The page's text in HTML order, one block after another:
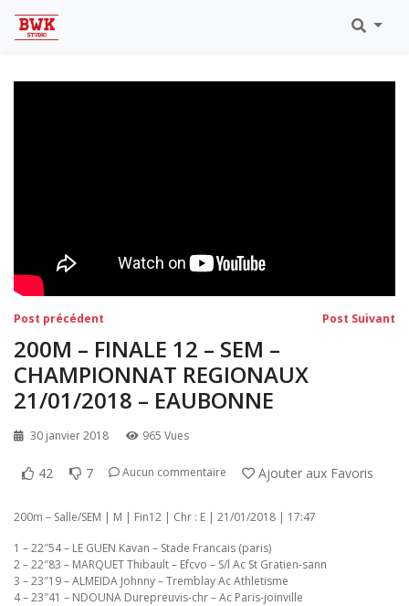
Eaubonne 2019
Navigation
de
l’article
Post précédent Post Suivant
200M – FINALE 12 – SEM –
CHAMPIONNAT REGIONAUX
21/01/2018 – EAUBONNE
30 janvier 2018 965 Vues
42 7 Aucun commentaire Ajouter aux Favoris
200m – Salle/SEM | M | Fin12 | Chr : E | 21/01/2018 | 17:47
1 – 22″54 – LE GUEN Kavan – Stade Francais (paris)
2 – 22″83 – MARQUET Thibault – Efcvo – S/l Ac St Gratien-sann
3 – 23″19 – ALMEIDA Johnny – Tremblay Ac Athletisme
4 – 23″41 – NDOUNA Durepreuvis-chr – Ac Paris-joinville